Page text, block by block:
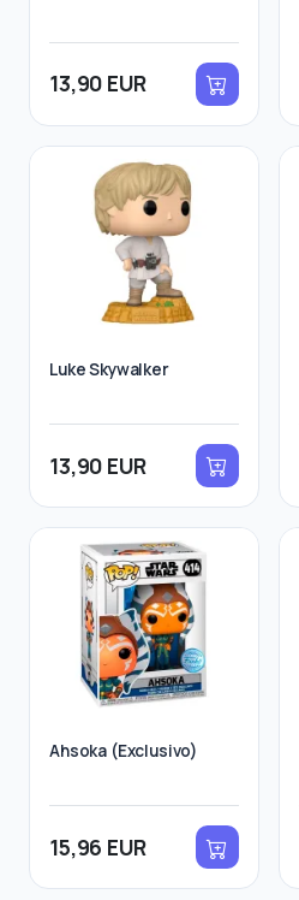
13,90 EUR
Luke Skywalker
13,90 EUR
Ahsoka (Exclusivo)
15,96 EUR